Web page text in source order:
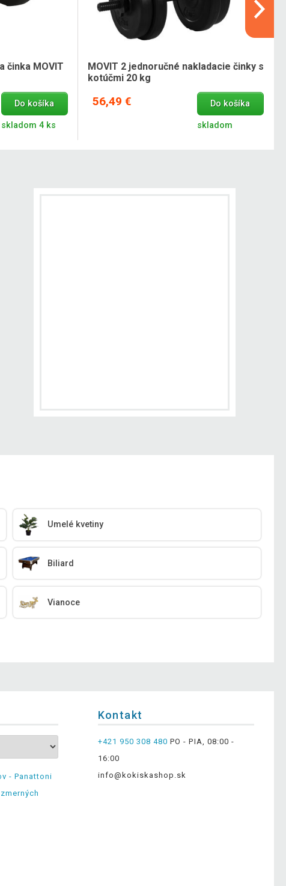
činka MOVIT
Do košíka
skladom 4 ks
MOVIT 2 jednoručné nakladacie činky s
kotúčmi 20 kg
56,49 € Do košíka
skladom
Umelé kvetiny
Biliard
Vianoce
- Panattoni
Kontakt
+421 950 308 480 PO - PIA, 08:00 -
16:00
info@kokiskashop.sk